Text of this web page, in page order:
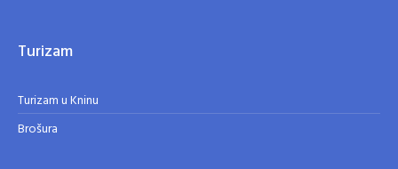
Turizam
Turizam u Kninu
Brošura